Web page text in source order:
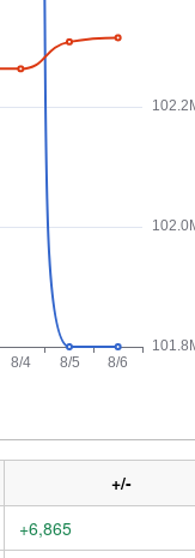
+/-
+6,865